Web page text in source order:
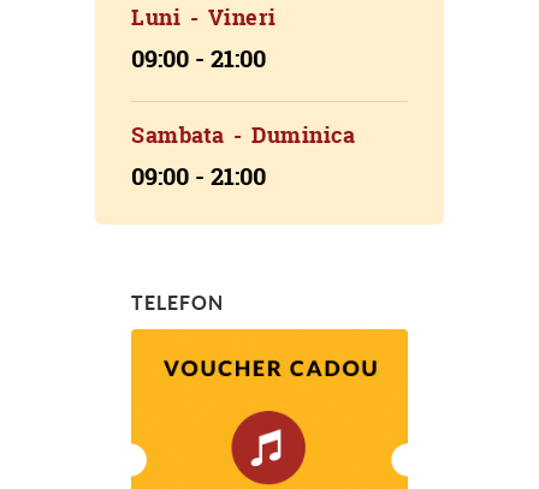
Luni - Vineri
09:00 - 21:00
Sambata - Duminica
09:00 - 21:00
TELEFON